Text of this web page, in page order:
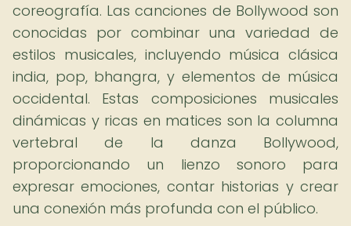
coreografía. Las canciones de Bollywood son
conocidas por combinar una variedad de
estilos musicales, incluyendo música clásica
india, pop, bhangra, y elementos de música
occidental. Estas composiciones musicales
dinámicas y ricas en matices son la columna
vertebral de la danza Bollywood,
proporcionando un lienzo sonoro para
expresar emociones, contar historias y crear
una conexión más profunda con el público.